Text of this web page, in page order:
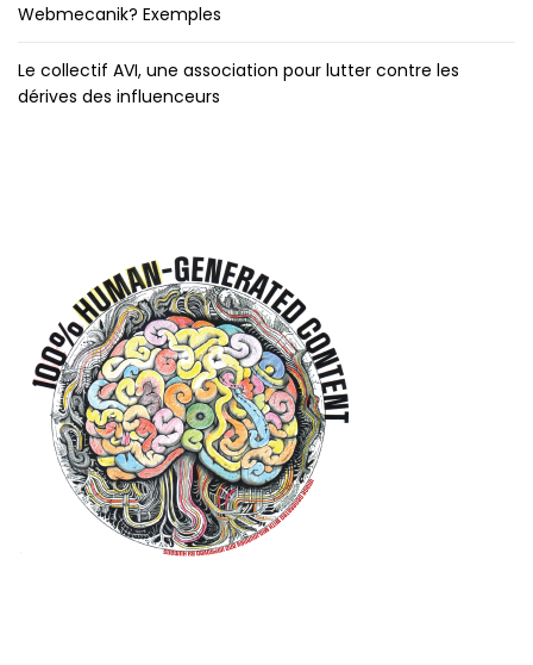
Webmecanik? Exemples
Le collectif AVI, une association pour lutter contre les
dérives des influenceurs